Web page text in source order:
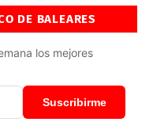
DE BALEARES
los mejores
Suscribirme